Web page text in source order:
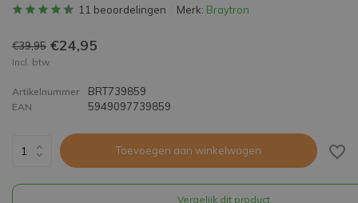
11 beoordelingen Merk: Braytron
€39,95 €24,95
Incl. btw
Artikelnummer BRT739859
EAN 5949097739859
Toevoegen aan winkelwagen
Vergelijk dit product